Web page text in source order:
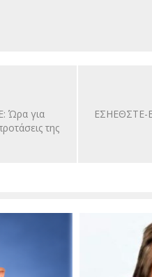
Ώρα για
της
ΕΣΗΕΘΣΤΕ-